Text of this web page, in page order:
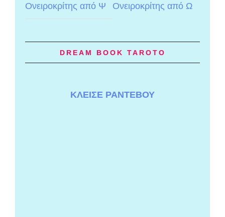
Ονειροκρίτης από Ψ Ονειροκρίτης από Ω
DREAM BOOK TAROTO
ΚΛΕΙΣΕ ΡΑΝΤΕΒΟΥ